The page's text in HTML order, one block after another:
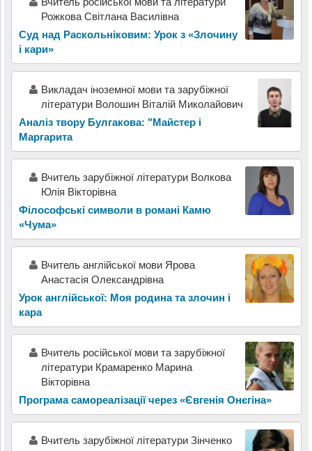
Рожкова Світлана Василівна
Суд над Раскольніковим: Урок з «Злочину
і кари»
Викладач іноземної мови та зарубіжної
літератури Волошин Віталій Миколайович
Аналіз твору Булгакова: "Майстер і
Маргарита
Вчитель зарубіжної літератури Волкова
Юлія Вікторівна
Філософські символи в романі Камю
«Чума»
Вчитель англійської мови Ярова
Анастасія Олександрівна
Урок англійської: Моя родина та злочин і
кара
Вчитель російської мови та зарубіжної
літератури Крамаренко Марина
Вікторівна
Програма самореалізації через «Євгенія Онєгіна»
Вчитель зарубіжної літератури Зінченко